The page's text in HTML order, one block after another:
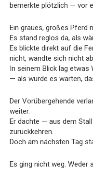
bemerkte plötzlich — vor
Ein graues, großes Pferd
Es stand reglos da, als
Es blickte direkt auf die
nicht, wandte sich nicht
In seinem Blick lag etwas
— als würde es warten,
Der Vorübergehende
weiter.
Er dachte — aus dem
zurückkehren.
Doch am nächsten Tag
Es ging nicht weg. Weder